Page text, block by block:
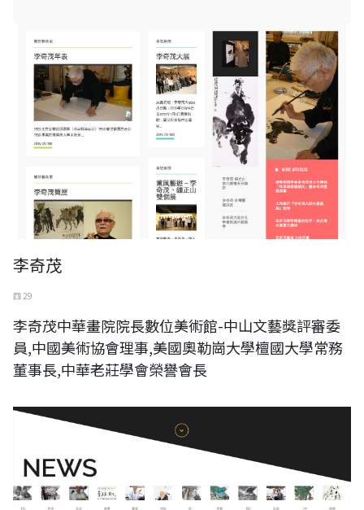
李奇茂
四 29
李奇茂中華畫院院長數位美術館-中山文藝獎評審委
員,中國美術協會理事,美國奧勒崗大學檀國大學常務
董事長,中華老莊學會榮譽會長